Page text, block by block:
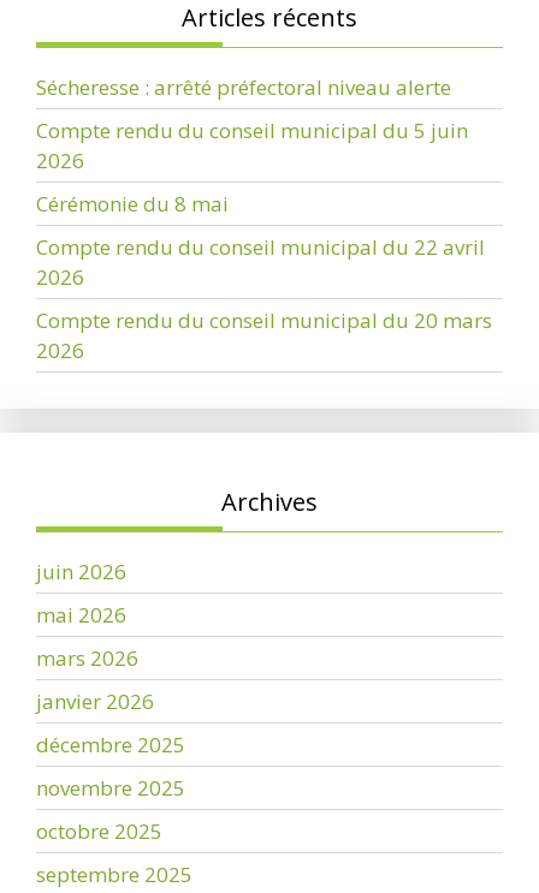
Articles récents
Sécheresse : arrêté préfectoral niveau alerte
Compte rendu du conseil municipal du 5 juin
2026
Cérémonie du 8 mai
Compte rendu du conseil municipal du 22 avril
2026
Compte rendu du conseil municipal du 20 mars
2026
Archives
juin 2026
mai 2026
mars 2026
janvier 2026
décembre 2025
novembre 2025
octobre 2025
septembre 2025